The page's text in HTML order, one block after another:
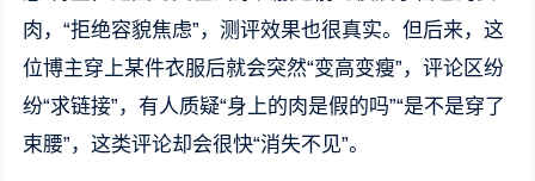
肉，“拒绝容貌焦虑”，测评效果也很真实。但后来，这
位博主穿上某件衣服后就会突然“变高变瘦”，评论区纷
纷“求链接”，有人质疑“身上的肉是假的吗”“是不是穿了
束腰”，这类评论却会很快“消失不见”。